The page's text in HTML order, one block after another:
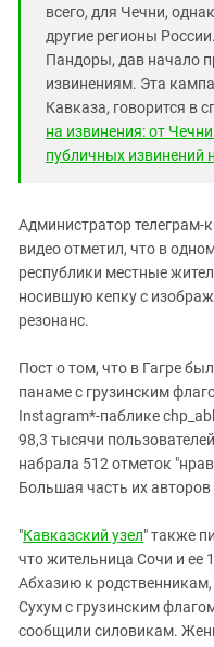
всего, для Чечни,
другие регионы
Пандоры, дав начало
извинениям. Эта
Кавказа, говорится в
на извинения: от
публичных извинений
Администратор телеграм-
видео отметил, что в
республики местные
носившую кепку с
резонанс.
Пост о том, что в Гагре
панаме с грузинским
Instagram*-паблике
98,3 тысячи
набрала 512 отметок
Большая часть их
"Кавказский узел" также
что жительница Сочи и ее
Абхазию к
Сухум с грузинским
сообщили силовикам.